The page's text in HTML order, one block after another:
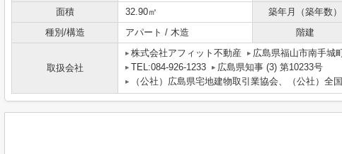
面積
32.90㎡ 築年月（築年数）
種別/構造
アパート / 木造 階建
取扱会社
株式会社アフィット不動産
広島県福山市南手城
TEL:084-926-1233
広島県知事 (3) 第10233号
（公社）広島県宅地建物取引業協会、（公社）全